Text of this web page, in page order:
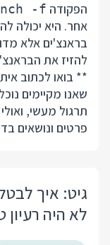
הפקודה -f
אחר. היא יכולה
בראנצ'ים אלא
להזיז את
שאנו מקיימים
תרגול מעשי,
פרטים ונושאים
גיט: איך
לא היה רעיון